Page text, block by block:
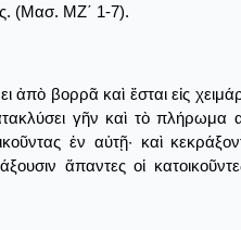
(Μασ. ΜΖ΄ 1-7).
ἀπὸ βορρᾶ καὶ ἔσται εἰς
γῆν καὶ τὸ πλήρωμα
ἐν αὐτῇ· καὶ
ἅπαντες οἱ